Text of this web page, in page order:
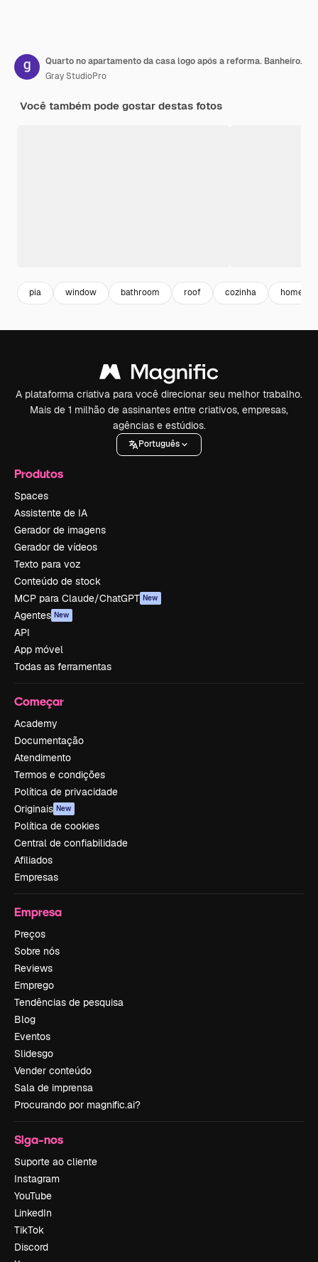
Quarto no apartamento da casa logo após a reforma. Banheiro.
Gray StudioPro
Você também pode gostar destas fotos
pia window bathroom roof cozinha home
A plataforma criativa para você direcionar seu melhor trabalho.
Mais de 1 milhão de assinantes entre criativos, empresas,
agências e estúdios.
Português
Produtos
Spaces
Assistente de IA
Gerador de imagens
Gerador de vídeos
Texto para voz
Conteúdo de stock
MCP para Claude/ChatGPT New
Agentes New
API
App móvel
Todas as ferramentas
Começar
Academy
Documentação
Atendimento
Termos e condições
Política de privacidade
Originais New
Política de cookies
Central de confiabilidade
Afiliados
Empresas
Empresa
Preços
Sobre nós
Reviews
Emprego
Tendências de pesquisa
Blog
Eventos
Slidesgo
Vender conteúdo
Sala de imprensa
Procurando por magnific.ai?
Siga-nos
Suporte ao cliente
Instagram
YouTube
LinkedIn
TikTok
Discord